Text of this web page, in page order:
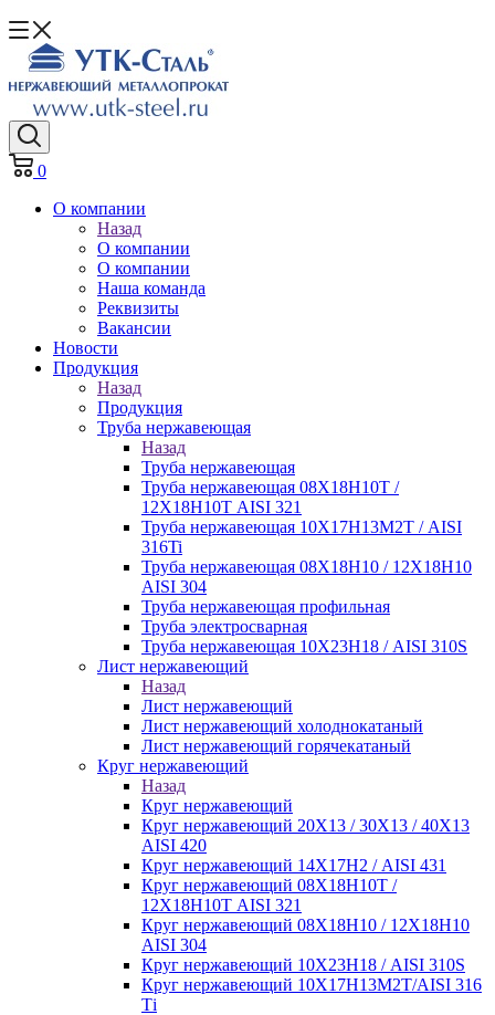
0
О компании
Назад
О компании
О компании
Наша команда
Реквизиты
Вакансии
Новости
Продукция
Назад
Продукция
Труба нержавеющая
Назад
Труба нержавеющая
Труба нержавеющая 08Х18Н10Т /
12Х18Н10Т AISI 321
Труба нержавеющая 10Х17Н13М2Т / AISI
316Ti
Труба нержавеющая 08Х18Н10 / 12Х18Н10
AISI 304
Труба нержавеющая профильная
Труба электросварная
Труба нержавеющая 10Х23Н18 / AISI 310S
Лист нержавеющий
Назад
Лист нержавеющий
Лист нержавеющий холоднокатаный
Лист нержавеющий горячекатаный
Круг нержавеющий
Назад
Круг нержавеющий
Круг нержавеющий 20Х13 / 30Х13 / 40Х13
AISI 420
Круг нержавеющий 14Х17Н2 / AISI 431
Круг нержавеющий 08Х18Н10Т /
12Х18Н10Т AISI 321
Круг нержавеющий 08Х18Н10 / 12Х18Н10
AISI 304
Круг нержавеющий 10Х23Н18 / AISI 310S
Круг нержавеющий 10Х17Н13М2Т/AISI 316
Тi